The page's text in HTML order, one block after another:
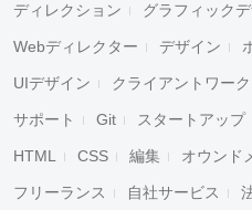
ディレクション グラフィック
Webディレクター デザイン
UIデザイン クライアントワーク
サポート Git スタートアップ
HTML CSS 編集 オウンド
フリーランス 自社サービス